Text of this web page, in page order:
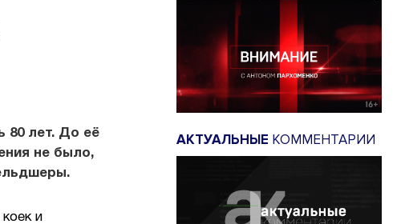
80 лет. До её
не было,
и
АКТУАЛЬНЫЕ КОММЕНТАРИИ